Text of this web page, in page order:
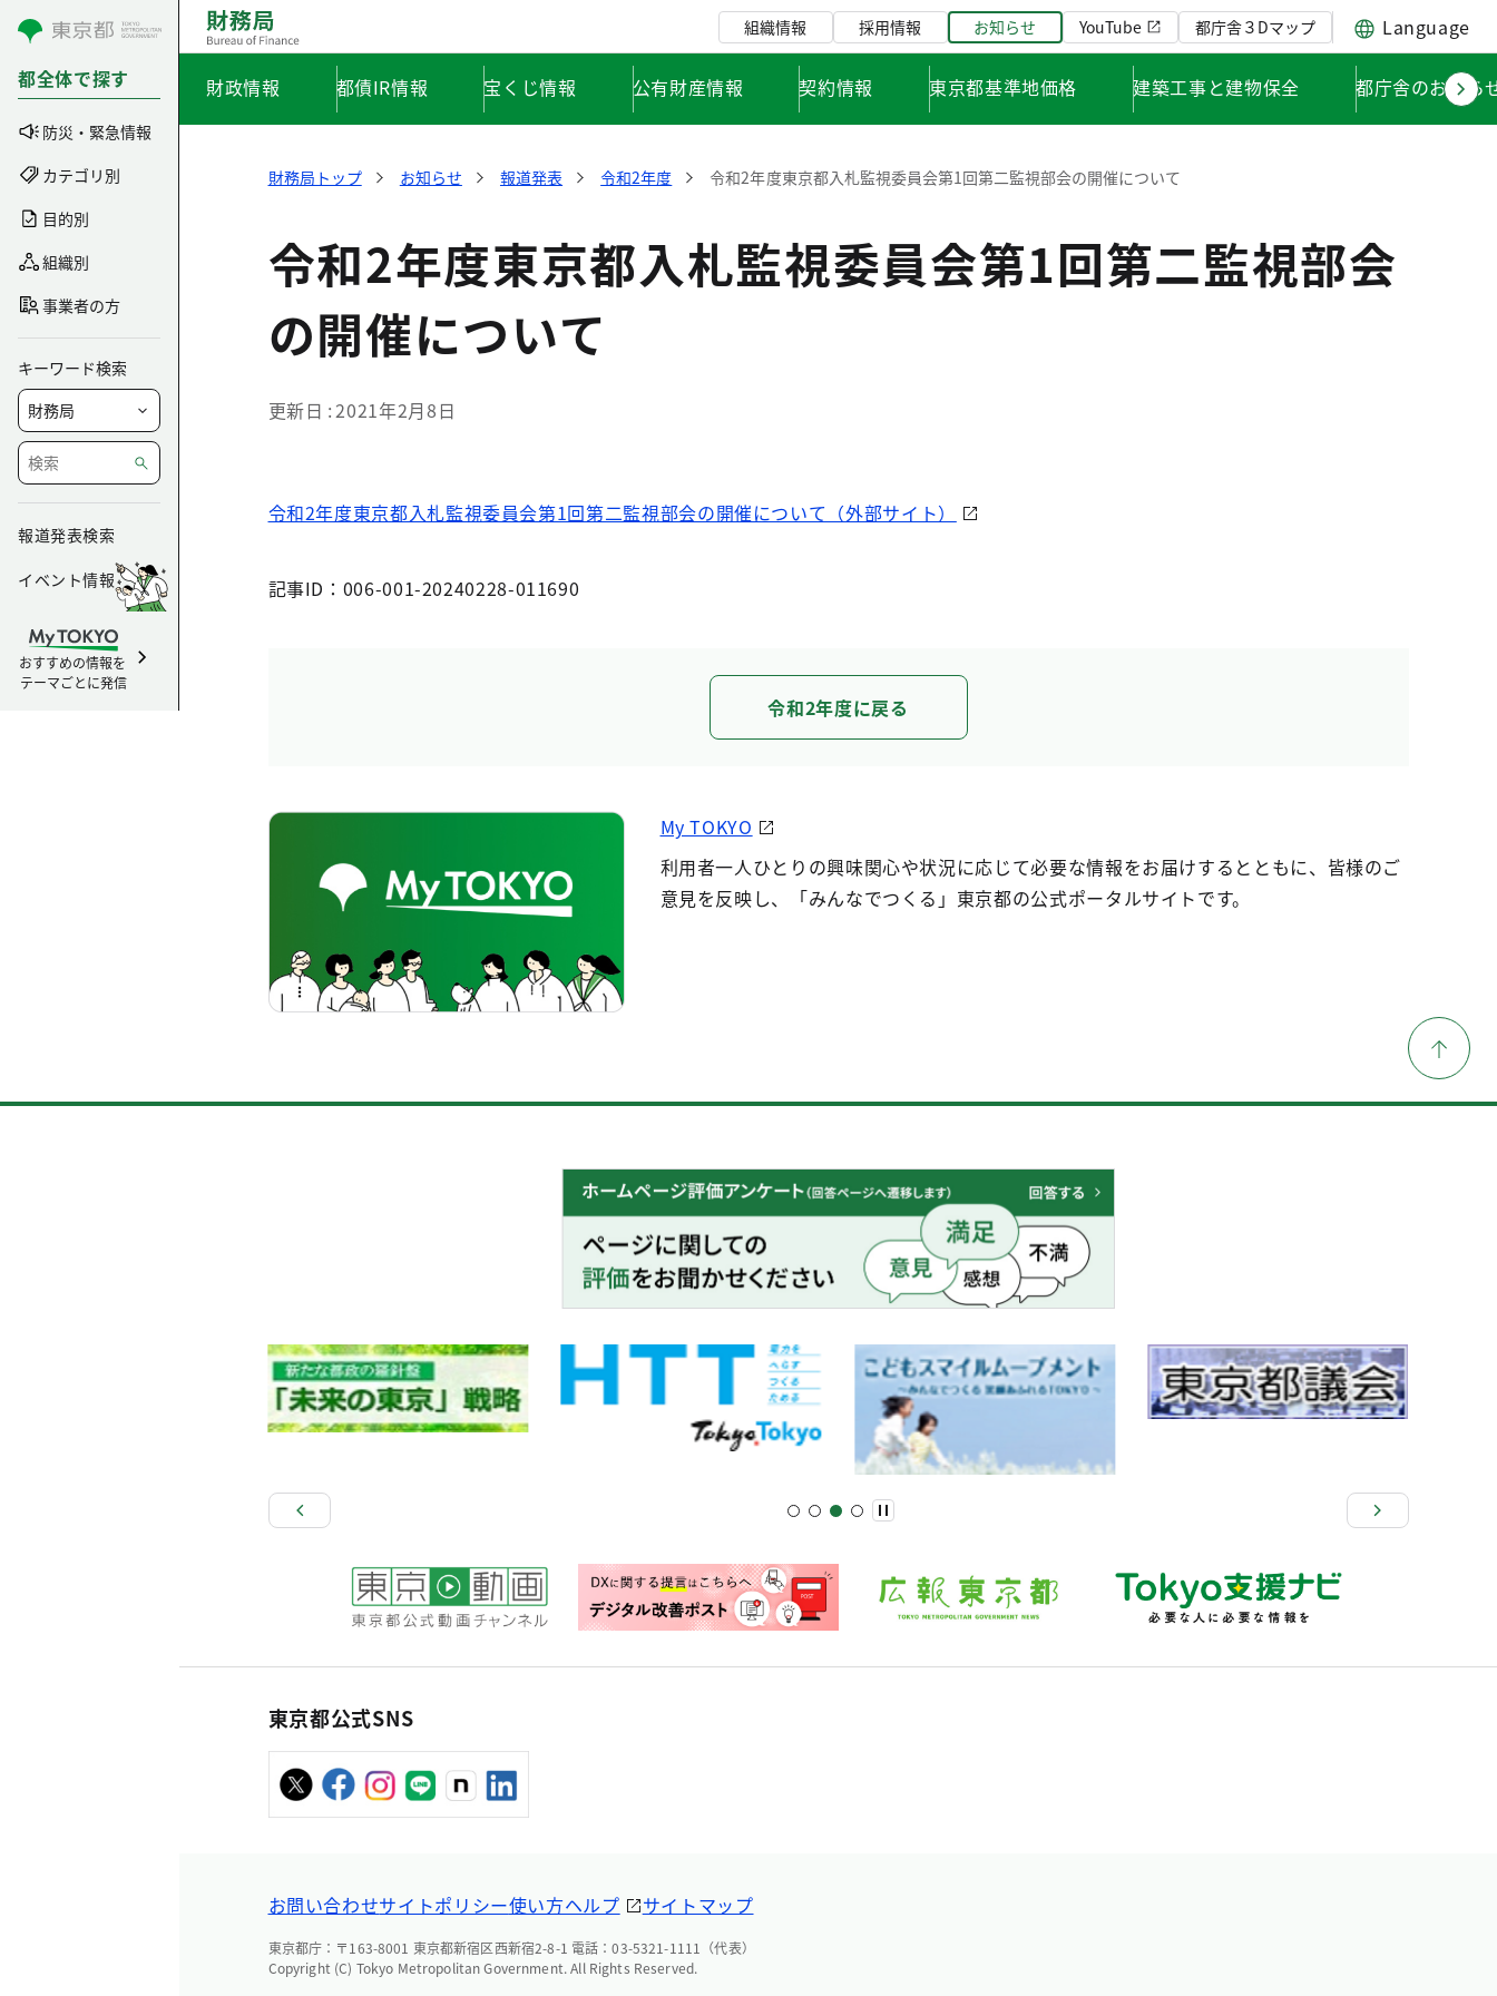
コンテンツにスキップ
都全体で探す
防災・緊急情報
カテゴリ別
目的別
組織別
事業者の方
キーワード検索
報道発表検索
イベント情報
おすすめの情報を
テーマごとに発信
組織情報 採用情報 お知らせ YouTube 都庁舎３Dマップ Language
財政情報 都債IR情報 宝くじ情報 公有財産情報 契約情報 東京都基準地価格 建築工事と建物保全 都庁舎のお知ら
財務局トップ お知らせ 報道発表 令和2年度 令和2年度東京都入札監視委員会第1回第二監視部会の開催について
令和2年度東京都入札監視委員会第1回第二監視部会
の開催について
更新日 2021年2月8日
令和2年度東京都入札監視委員会第1回第二監視部会の開催について（外部サイト）
記事ID：006-001-20240228-011690
令和2年度に戻る
My TOKYO
利用者一人ひとりの興味関心や状況に応じて必要な情報をお届けするとともに、皆様のご
意見を反映し、「みんなでつくる」東京都の公式ポータルサイトです。
東京都公式SNS
お問い合わせサイトポリシー使い方ヘルプ サイトマップ
東京都庁：〒163-8001 東京都新宿区西新宿2-8-1 電話：03-5321-1111（代表）
Copyright (C) Tokyo Metropolitan Government. All Rights Reserved.